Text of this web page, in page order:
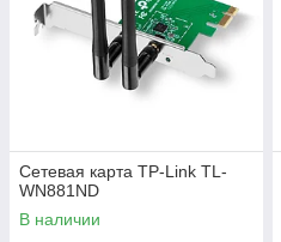
Сетевая карта TP-Link TL-
WN881ND
В наличии